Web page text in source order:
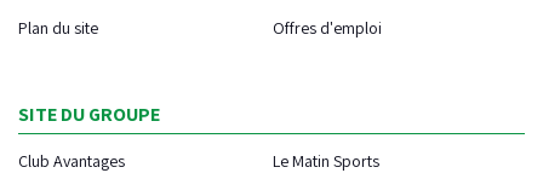
Plan du site
Offres d'emploi
SITE DU GROUPE
Club Avantages
Le Matin Sports